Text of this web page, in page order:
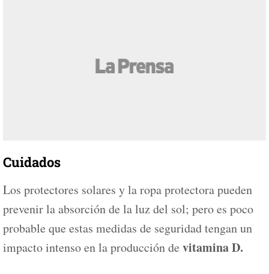
Cuidados
Los protectores solares y la ropa protectora pueden
prevenir la absorción de la luz del sol; pero es poco
probable que estas medidas de seguridad tengan un
impacto intenso en la producción de vitamina D.